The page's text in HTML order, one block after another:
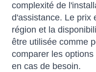
complexité de
d'assistance. Le prix
région et la
être utilisée comme
comparer les
en cas de besoin.